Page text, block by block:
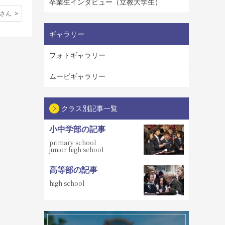
ん
卒業生インタビュー（立教大学生）
ギャラリー
フォトギャラリー
ムービギャラリー
クラス別記事一覧
小中学部の記事
primary school
junior high school
高等部の記事
high school